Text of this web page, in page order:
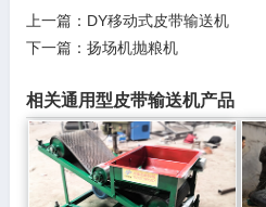
上一篇： DY移动式皮带输送机
下一篇： 扬场机抛粮机
相关通用型皮带输送机产品